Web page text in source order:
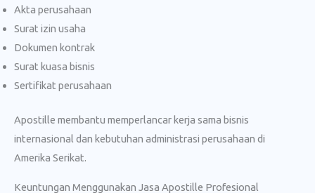
Akta perusahaan
Surat izin usaha
Dokumen kontrak
Surat kuasa bisnis
Sertifikat perusahaan
Apostille membantu memperlancar kerja sama bisnis
internasional dan kebutuhan administrasi perusahaan di
Amerika Serikat.
Keuntungan Menggunakan Jasa Apostille Profesional